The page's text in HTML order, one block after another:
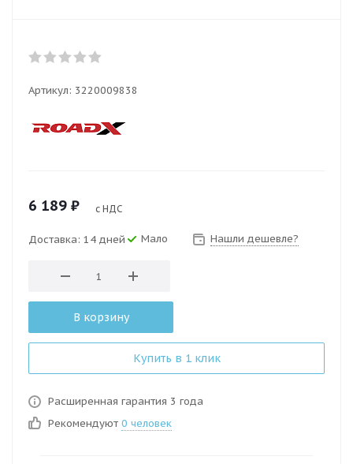
Артикул: 3220009838
6 189 ₽ с НДС
Доставка: 14 дней Мало Нашли дешевле?
В корзину
Купить в 1 клик
Расширенная гарантия 3 года
Рекомендуют 0 человек